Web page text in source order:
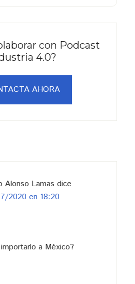
con Podcast
4.0?
AHORA
Alonso Lamas dice
2020 en 18:20
a México?